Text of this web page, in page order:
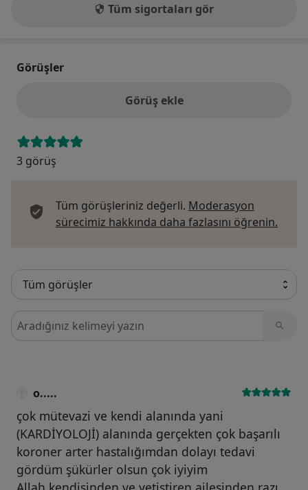
Tüm sigortaları gör
Görüşler
Görüş ekle
3 görüş
Tüm görüşleriniz değerli. Moderasyon
sürecimiz hakkında daha fazlasını öğrenin.
Görüşler içerisinde ara
o.....
çok mütevazi ve kendi alanında yani
(KARDİYOLOJİ) alanında gerçekten çok başarılı
koroner arter hastalığımdan dolayı tedavi
gördüm şükürler olsun çok iyiyim